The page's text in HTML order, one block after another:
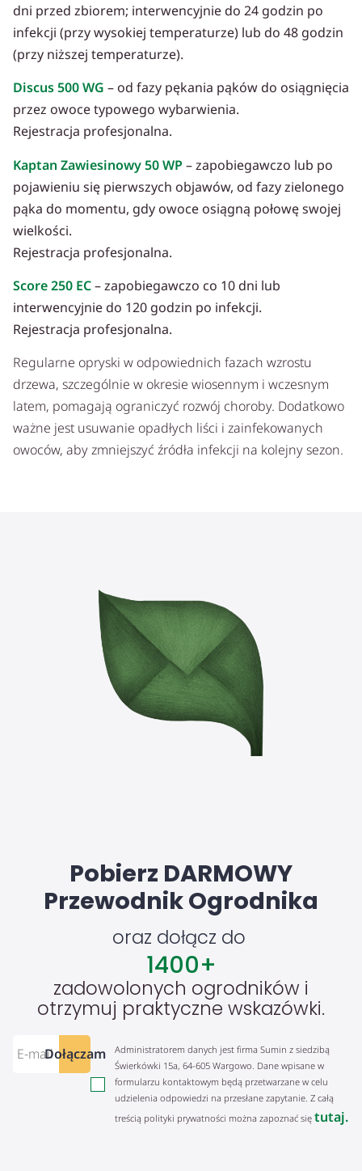
dni przed zbiorem; interwencyjnie do 24 godzin po
infekcji (przy wysokiej temperaturze) lub do 48 godzin
(przy niższej temperaturze).
Discus 500 WG – od fazy pękania pąków do osiągnięcia
przez owoce typowego wybarwienia.
Rejestracja profesjonalna.
Kaptan Zawiesinowy 50 WP – zapobiegawczo lub po
pojawieniu się pierwszych objawów, od fazy zielonego
pąka do momentu, gdy owoce osiągną połowę swojej
wielkości.
Rejestracja profesjonalna.
Score 250 EC– zapobiegawczo co 10 dni lub
interwencyjnie do 120 godzin po infekcji.
Rejestracja profesjonalna.
Regularne opryski w odpowiednich fazach wzrostu
drzewa, szczególnie w okresie wiosennym i wczesnym
latem, pomagają ograniczyć rozwój choroby. Dodatkowo
ważne jest usuwanie opadłych liści i zainfekowanych
owoców, aby zmniejszyć źródła infekcji na kolejny sezon.
Pobierz DARMOWY
Przewodnik Ogrodnika
oraz dołącz do
zadowolonych ogrodników i
otrzymuj praktyczne wskazówki.
1400+
Dołączam
Administratorem danych jest firma Sumin z siedzibą
Świerkówki 15a, 64-605 Wargowo. Dane wpisane w
formularzu kontaktowym będą przetwarzane w celu
udzielenia odpowiedzi na przesłane zapytanie. Z całą
treścią polityki prywatności można zapoznać się tutaj.